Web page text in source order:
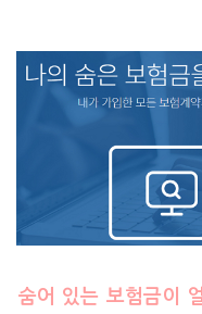
숨어 있는 보험금이